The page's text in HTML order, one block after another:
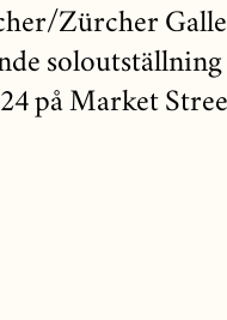
Zürcher
på Market